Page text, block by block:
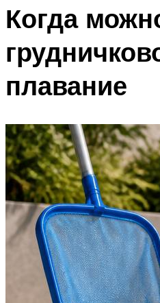
ОЧИСТКА БАССЕЙНОВ
МЕНЮ
Когда
плавание